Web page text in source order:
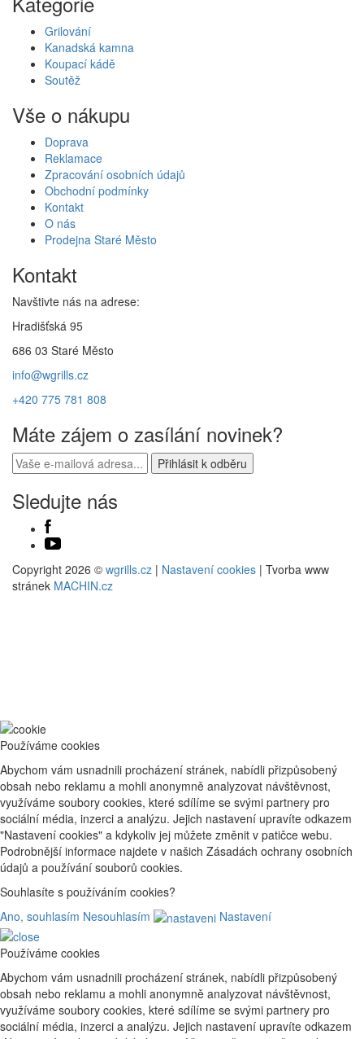
Grilování
Kanadská kamna
Koupací kádě
Soutěž
Vše o nákupu
Doprava
Reklamace
Zpracování osobních údajů
Obchodní podmínky
Kontakt
O nás
Prodejna Staré Město
Kontakt
Navštivte nás na adrese:
Hradišťská 95
686 03 Staré Město
info@wgrills.cz
+420 775 781 808
Máte zájem o zasílání novinek?
Sledujte nás
Copyright 2026 © wgrills.cz | Nastavení cookies | Tvorba www
stránek MACHIN.cz
Používáme cookies
Abychom vám usnadnili procházení stránek, nabídli přizpůsobený
obsah nebo reklamu a mohli anonymně analyzovat návštěvnost,
využíváme soubory cookies, které sdílíme se svými partnery pro
sociální média, inzerci a analýzu. Jejich nastavení upravíte odkazem
"Nastavení cookies" a kdykoliv jej můžete změnit v patičce webu.
Podrobnější informace najdete v našich Zásadách ochrany osobních
údajů a používání souborů cookies.
Souhlasíte s používáním cookies?
Ano, souhlasím Nesouhlasím Nastavení
Používáme cookies
Abychom vám usnadnili procházení stránek, nabídli přizpůsobený
obsah nebo reklamu a mohli anonymně analyzovat návštěvnost,
využíváme soubory cookies, které sdílíme se svými partnery pro
sociální média, inzerci a analýzu. Jejich nastavení upravíte odkazem